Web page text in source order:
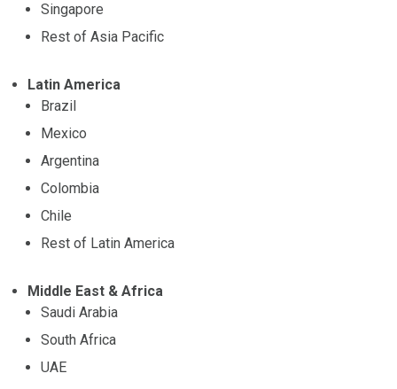
Singapore
Rest of Asia Pacific
Latin America
Brazil
Mexico
Argentina
Colombia
Chile
Rest of Latin America
Middle East & Africa
Saudi Arabia
South Africa
UAE